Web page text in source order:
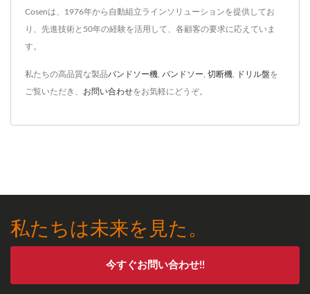
Cosenは、1976年から自動組立ラインソリューションを提供してお
り、先進技術と50年の経験を活用して、各顧客の要求に応えていま
す。
私たちの高品質な製品バンドソー機 バンドソー 切断機 ドリル盤を
ご覧いただき、 お問い合わせをお気軽にどうぞ。
私たちは未来を見た。
今すぐお問い合わせ!!